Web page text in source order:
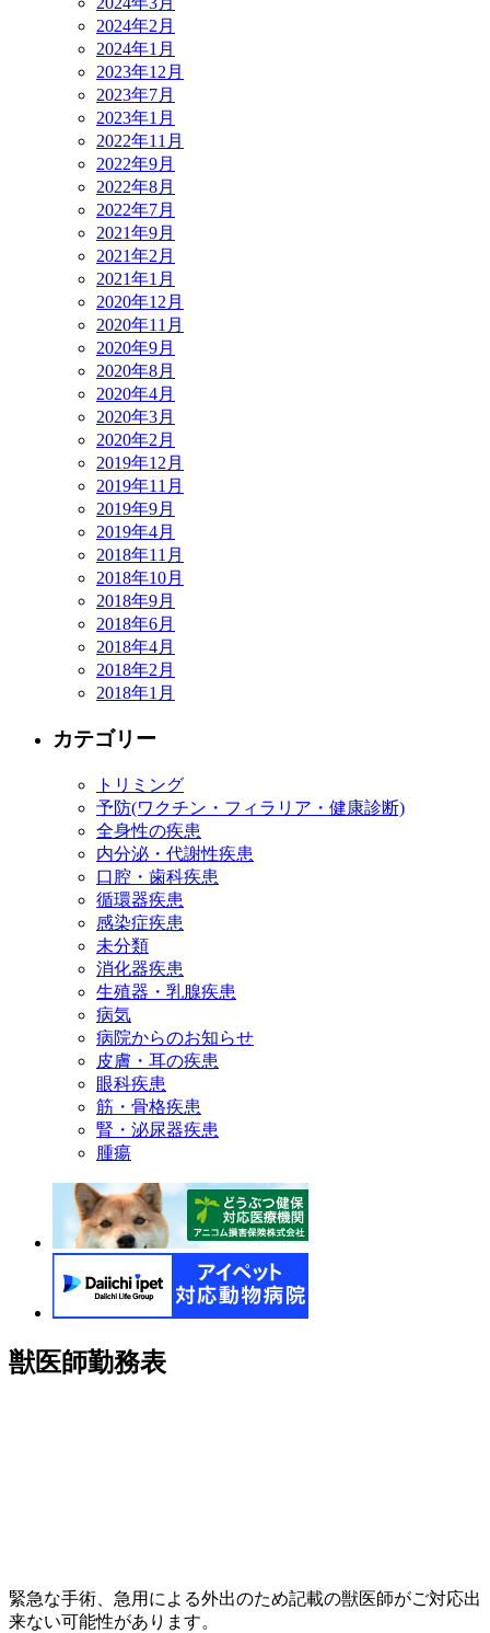
2024年2月
2024年1月
2023年12月
2023年7月
2023年1月
2022年11月
2022年9月
2022年8月
2022年7月
2021年9月
2021年2月
2021年1月
2020年12月
2020年11月
2020年9月
2020年8月
2020年4月
2020年3月
2020年2月
2019年12月
2019年11月
2019年9月
2019年4月
2018年11月
2018年10月
2018年9月
2018年6月
2018年4月
2018年2月
2018年1月
カテゴリー
トリミング
予防(ワクチン・フィラリア・健康診断)
全身性の疾患
内分泌・代謝性疾患
口腔・歯科疾患
循環器疾患
感染症疾患
未分類
消化器疾患
生殖器・乳腺疾患
病気
病院からのお知らせ
皮膚・耳の疾患
眼科疾患
筋・骨格疾患
腎・泌尿器疾患
腫瘍
獣医師勤務表
緊急な手術、急用による外出のため記載の獣医師がご対応出
来ない可能性があります。